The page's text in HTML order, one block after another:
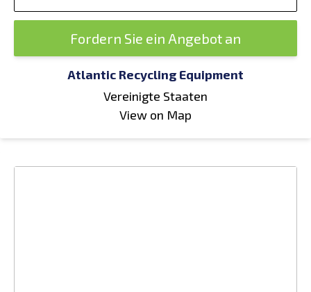
Fordern Sie ein Angebot an
Atlantic Recycling Equipment
Vereinigte Staaten
View on Map